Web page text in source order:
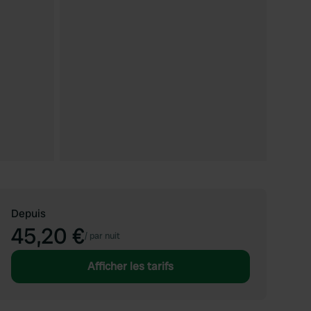
Depuis
45,20 €/ par nuit
Afficher les tarifs